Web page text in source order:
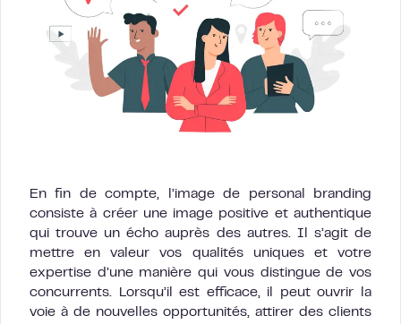
En fin de compte, l’image de personal branding
consiste à créer une image positive et authentique
qui trouve un écho auprès des autres. Il s’agit de
mettre en valeur vos qualités uniques et votre
expertise d’une manière qui vous distingue de vos
concurrents. Lorsqu’il est efficace, il peut ouvrir la
voie à de nouvelles opportunités, attirer des clients